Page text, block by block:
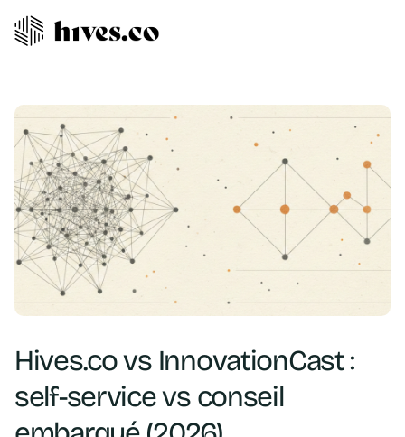
Hives.co vs InnovationCast :
self-service vs conseil